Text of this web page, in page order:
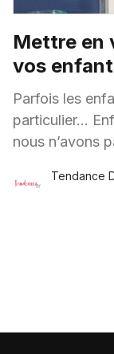
Mettre en
vos
Parfois les
particulier…
nous n’avons
Tendance